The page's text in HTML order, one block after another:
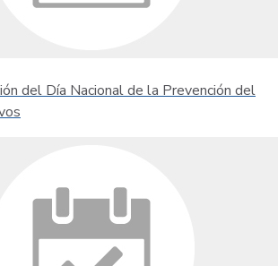
del Día Nacional de la Prevención del